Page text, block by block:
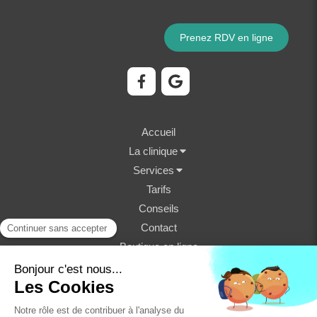
Prenez RDV en ligne
Accueil
La clinique
Services
Tarifs
Conseils
Contact
Boutique en ligne
©2023 Clinique Vétérinaire Fondère - Structure